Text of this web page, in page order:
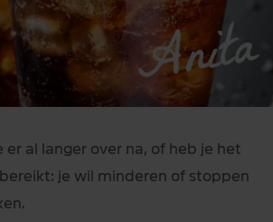
Anita
er al langer over na, of heb je het
je wil minderen of stoppen